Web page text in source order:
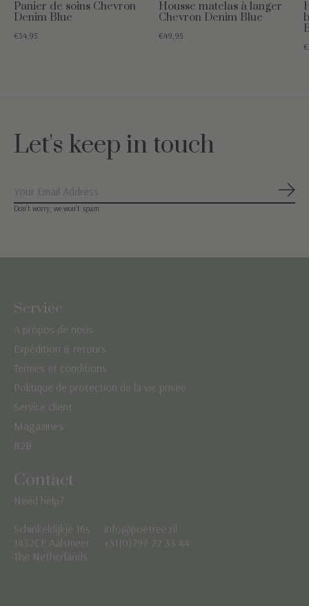
Panier de soins Chevron
Denim Blue
€34,95
Housse matelas à langer
Chevron Denim Blue
€49,95
Let's keep in touch
Don’t worry, we won’t spam
Service
A propos de nous
Expédition & retours
Termes et conditions
Politique de protection de la vie privée
Service client
Magazines
B2B
Contact
Need help?
Schinkeldijkje 16s
1432CE Aalsmeer
The Netherlands
info@poetree.nl
+31(0)297 22 33 44
Nederlands